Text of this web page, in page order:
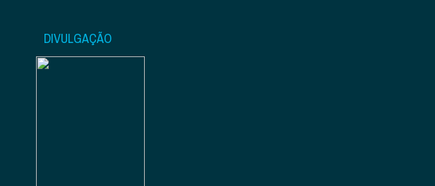
DIVULGAÇÃO